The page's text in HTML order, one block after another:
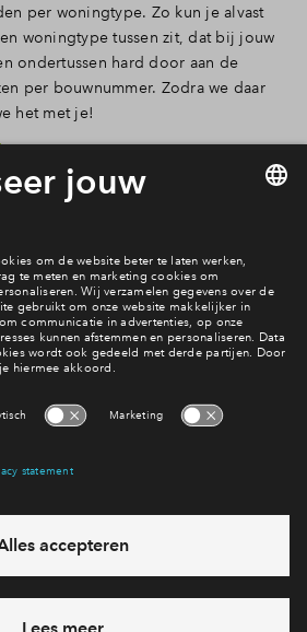
per woningtype. Zo kun je alvast
woningtype tussen zit, dat bij jouw
ondertussen hard door aan de
per bouwnummer. Zodra we daar
het met je!
over De Erven
van het belangrijkste nieuws en
wil mij aanmelden
je direct antwoord? Bel ons op088
712 28 68